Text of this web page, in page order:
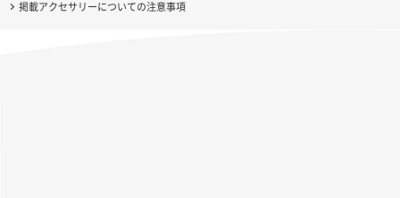
掲載アクセサリーについての注意事項